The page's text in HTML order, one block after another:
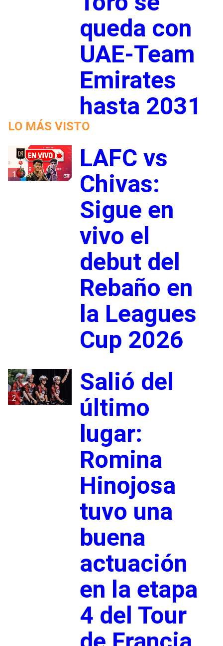
queda con
UAE-Team
Emirates
hasta 2031
LO MÁS VISTO
1
LAFC vs
Chivas:
Sigue en
vivo el
debut del
Rebaño en
la Leagues
Cup 2026
2
Salió del
último
lugar:
Romina
Hinojosa
tuvo una
buena
actuación
en la etapa
4 del Tour